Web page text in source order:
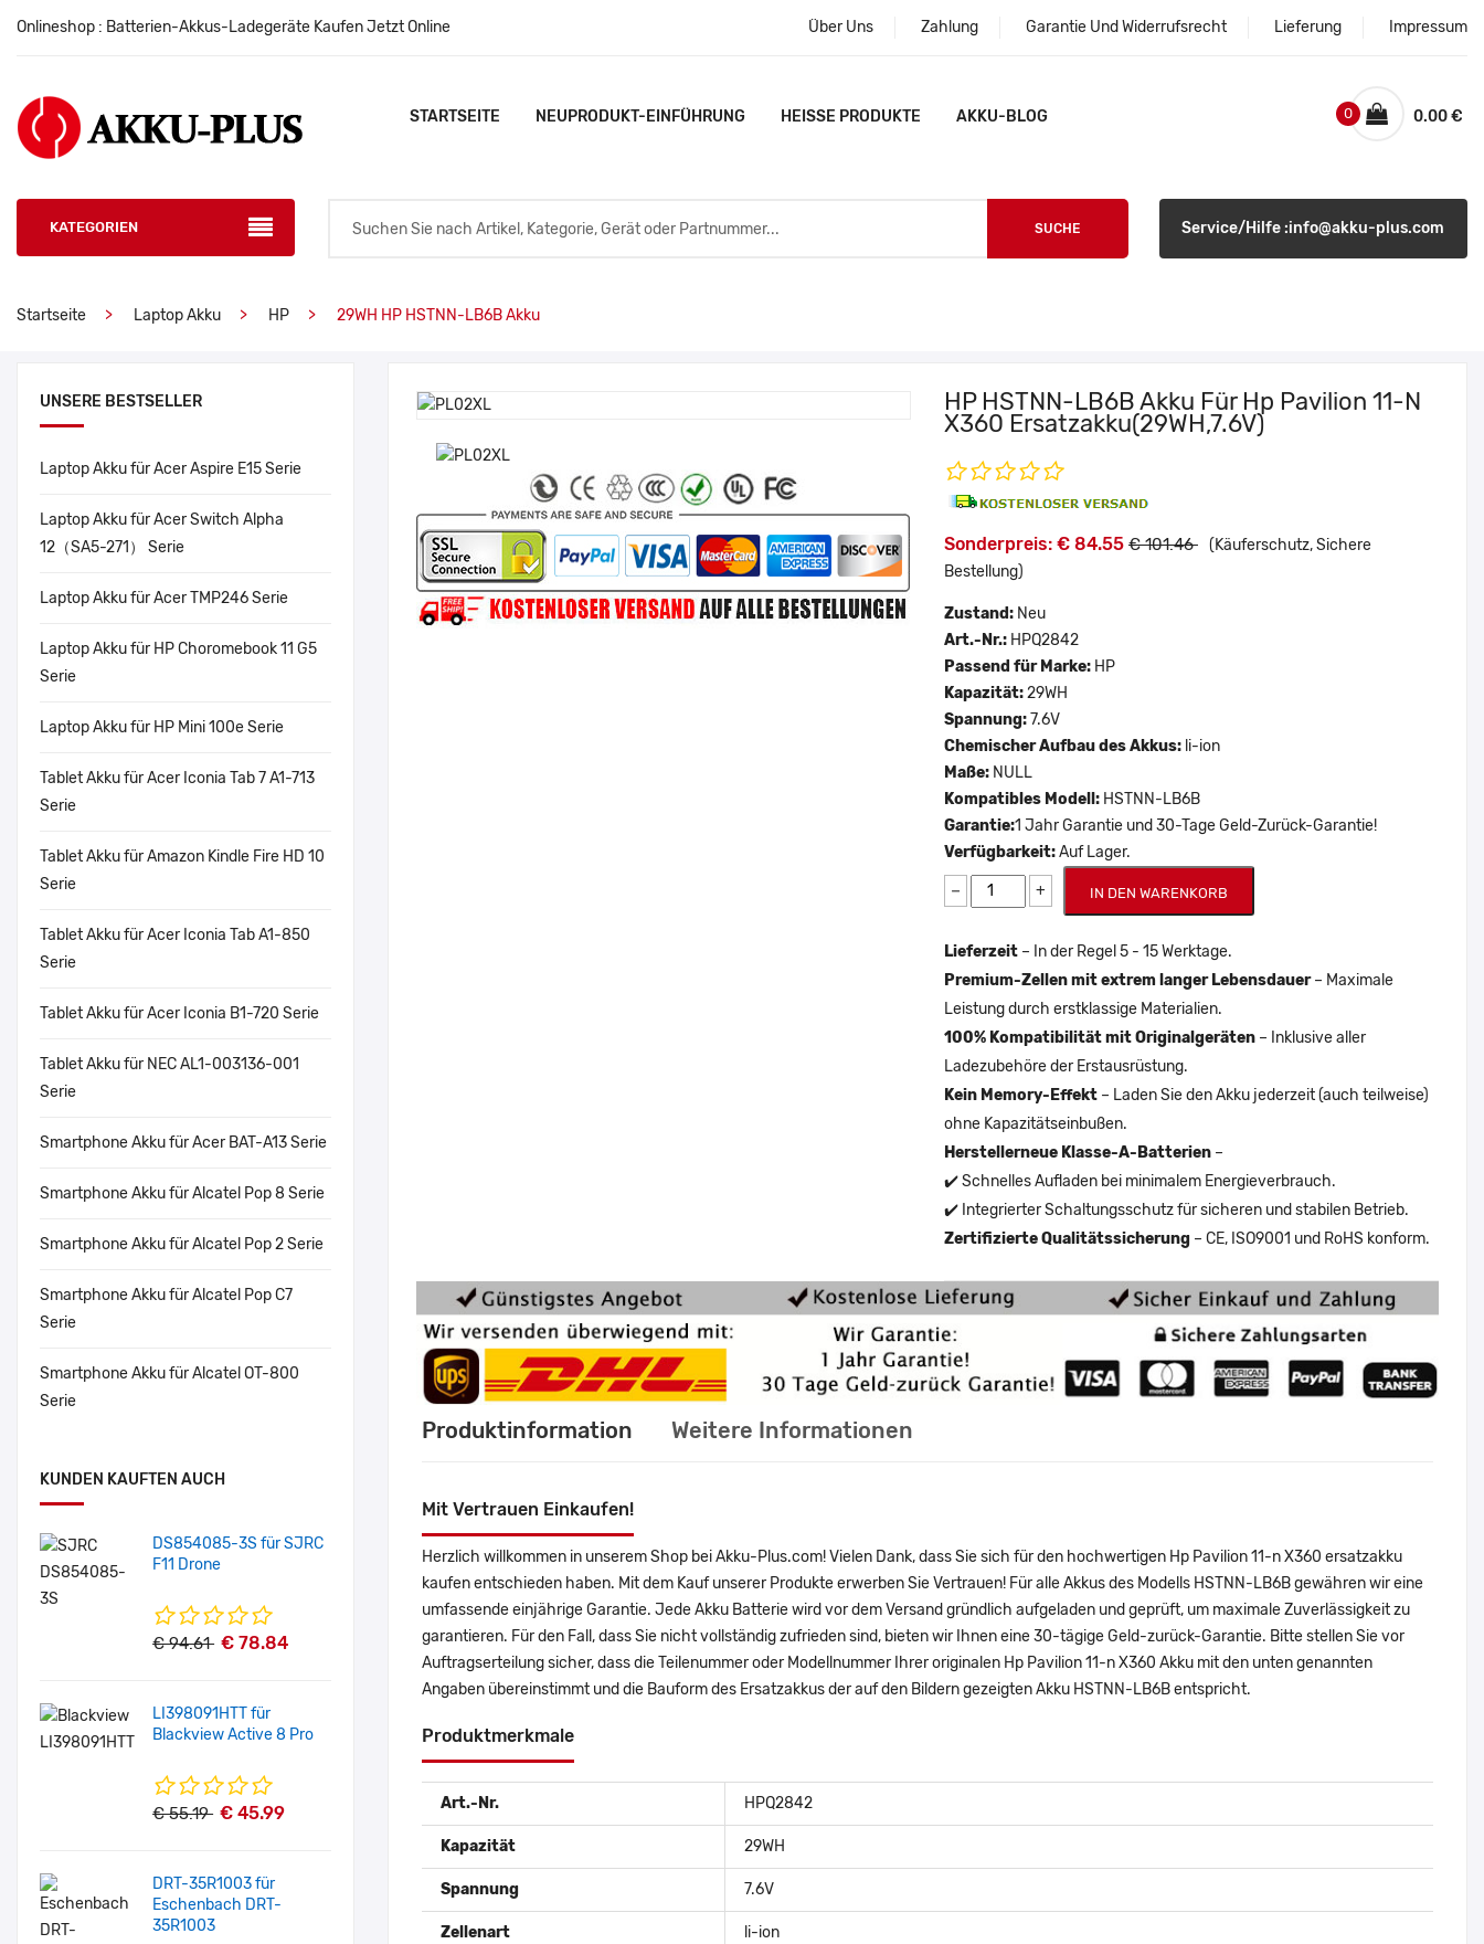
Onlineshop : Batterien-Akkus-Ladegeräte Kaufen Jetzt Online Über Uns Zahlung Garantie Und Widerrufsrecht Lieferung Impressum
STARTSEITE NEUPRODUKT-EINFÜHRUNG HEISSE PRODUKTE AKKU-BLOG 0.00 €
0
KATEGORIEN SUCHE Service/Hilfe :info@akku-plus.com
Startseite Laptop Akku HP 29WH HP HSTNN-LB6B Akku
UNSERE BESTSELLER
Laptop Akku für Acer Aspire E15 Serie
Laptop Akku für Acer Switch Alpha
12（SA5-271） Serie
Laptop Akku für Acer TMP246 Serie
Laptop Akku für HP Choromebook 11 G5
Serie
Laptop Akku für HP Mini 100e Serie
Tablet Akku für Acer Iconia Tab 7 A1-713
Serie
Tablet Akku für Amazon Kindle Fire HD 10
Serie
Tablet Akku für Acer Iconia Tab A1-850
Serie
Tablet Akku für Acer Iconia B1-720 Serie
Tablet Akku für NEC AL1-003136-001
Serie
Smartphone Akku für Acer BAT-A13 Serie
Smartphone Akku für Alcatel Pop 8 Serie
Smartphone Akku für Alcatel Pop 2 Serie
Smartphone Akku für Alcatel Pop C7
Serie
Smartphone Akku für Alcatel OT-800
Serie
KUNDEN KAUFTEN AUCH
DS854085-3S für SJRC
F11 Drone
€ 94.61 € 78.84
LI398091HTT für
Blackview Active 8 Pro
€ 55.19 € 45.99
DRT-35R1003 für
Eschenbach DRT-
35R1003
HP HSTNN-LB6B Akku Für Hp Pavilion 11-N
X360 Ersatzakku(29WH,7.6V)
Sonderpreis: € 84.55 € 101.46 (Käuferschutz, Sichere
Bestellung)
Zustand: Neu
Art.-Nr.: HPQ2842
Passend für Marke: HP
Kapazität:29WH
Spannung:7.6V
Chemischer Aufbau des Akkus: li-ion
Maße: NULL
Kompatibles Modell: HSTNN-LB6B
Garantie:1 Jahr Garantie und 30-Tage Geld-Zurück-Garantie!
Verfügbarkeit:Auf Lager.
− + IN DEN WARENKORB
Lieferzeit – In der Regel 5 - 15 Werktage.
Premium-Zellen mit extrem langer Lebensdauer– Maximale
Leistung durch erstklassige Materialien.
100% Kompatibilität mit Originalgeräten – Inklusive aller
Ladezubehöre der Erstausrüstung.
Kein Memory-Effekt – Laden Sie den Akku jederzeit (auch teilweise)
ohne Kapazitätseinbußen.
Herstellerneue Klasse-A-Batterien –
✔️ Schnelles Aufladen bei minimalem Energieverbrauch.
✔️ Integrierter Schaltungsschutz für sicheren und stabilen Betrieb.
Zertifizierte Qualitätssicherung – CE, ISO9001 und RoHS konform.
Produktinformation Weitere Informationen
Mit Vertrauen Einkaufen!
Herzlich willkommen in unserem Shop bei Akku-Plus.com! Vielen Dank, dass Sie sich für den hochwertigen Hp Pavilion 11-n X360 ersatzakku
kaufen entschieden haben. Mit dem Kauf unserer Produkte erwerben Sie Vertrauen! Für alle Akkus des Modells HSTNN-LB6B gewähren wir eine
umfassende einjährige Garantie. Jede Akku Batterie wird vor dem Versand gründlich aufgeladen und geprüft, um maximale Zuverlässigkeit zu
garantieren. Für den Fall, dass Sie nicht vollständig zufrieden sind, bieten wir Ihnen eine 30-tägige Geld-zurück-Garantie. Bitte stellen Sie vor
Auftragserteilung sicher, dass die Teilenummer oder Modellnummer Ihrer originalen Hp Pavilion 11-n X360 Akku mit den unten genannten
Angaben übereinstimmt und die Bauform des Ersatzakkus der auf den Bildern gezeigten Akku HSTNN-LB6B entspricht.
Produktmerkmale
Art.-Nr. HPQ2842
Kapazität 29WH
Spannung 7.6V
Zellenart li-ion